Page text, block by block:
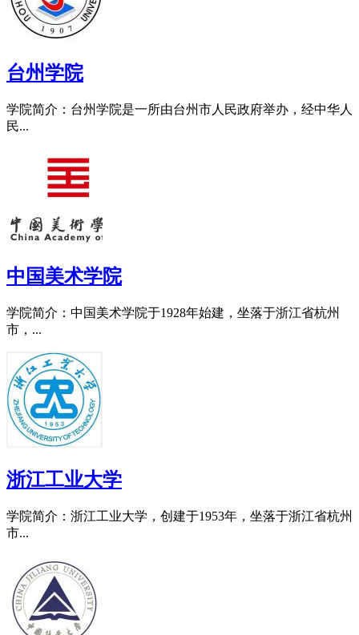
台州学院
学院简介：台州学院是一所由台州市人民政府举办，经中华人
民...
中国美术学院
学院简介：中国美术学院于1928年始建，坐落于浙江省杭州
市，...
浙江工业大学
学院简介：浙江工业大学，创建于1953年，坐落于浙江省杭州
市...